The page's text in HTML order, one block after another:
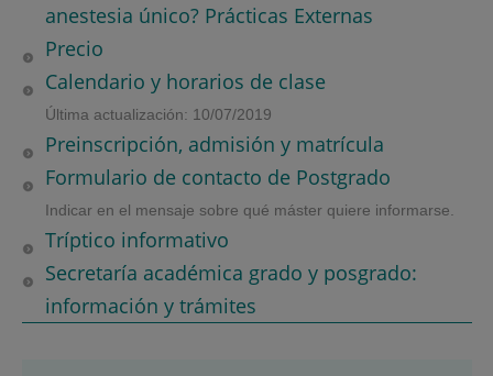
anestesia único? Prácticas Externas
Precio
Calendario y horarios de clase
Última actualización: 10/07/2019
Preinscripción, admisión y matrícula
Formulario de contacto de Postgrado
Indicar en el mensaje sobre qué máster quiere informarse.
Tríptico informativo
Secretaría académica grado y posgrado:
información y trámites